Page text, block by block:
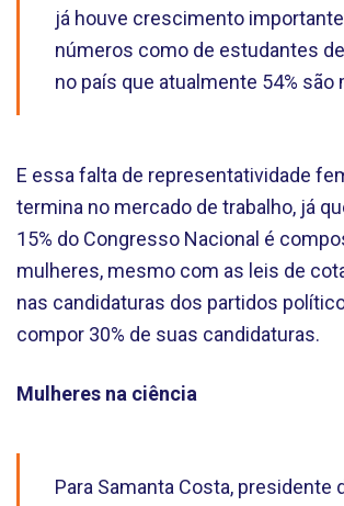
já houve crescimento
números como de estudantes
no país que atualmente 54% são
E essa falta de representatividade
termina no mercado de trabalho, já
15% do Congresso Nacional é
mulheres, mesmo com as leis de
nas candidaturas dos partidos
compor 30% de suas candidaturas.
Mulheres na ciência
Para Samanta Costa, presidente